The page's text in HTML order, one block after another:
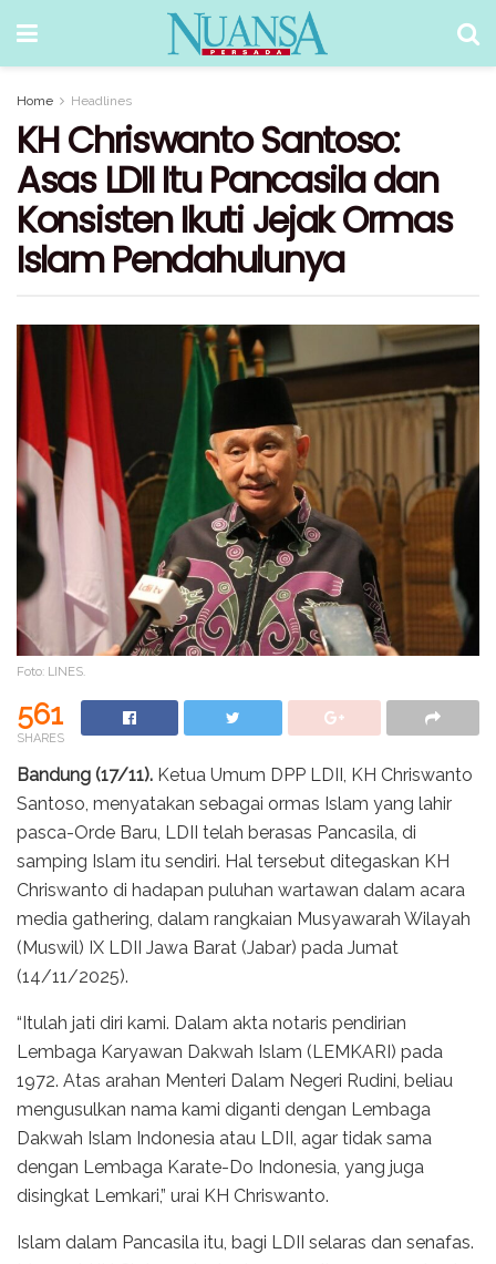
Home Headlines
KH Chriswanto Santoso:
Asas LDII Itu Pancasila dan
Konsisten Ikuti Jejak Ormas
Islam Pendahulunya
Foto: LINES.
561
SHARES
Bandung (17/11). Ketua Umum DPP LDII, KH Chriswanto
Santoso, menyatakan sebagai ormas Islam yang lahir
pasca-Orde Baru, LDII telah berasas Pancasila, di
samping Islam itu sendiri. Hal tersebut ditegaskan KH
Chriswanto di hadapan puluhan wartawan dalam acara
media gathering, dalam rangkaian Musyawarah Wilayah
(Muswil) IX LDII Jawa Barat (Jabar) pada Jumat
(14/11/2025).
“Itulah jati diri kami. Dalam akta notaris pendirian
Lembaga Karyawan Dakwah Islam (LEMKARI) pada
1972. Atas arahan Menteri Dalam Negeri Rudini, beliau
mengusulkan nama kami diganti dengan Lembaga
Dakwah Islam Indonesia atau LDII, agar tidak sama
dengan Lembaga Karate-Do Indonesia, yang juga
disingkat Lemkari,” urai KH Chriswanto.
Islam dalam Pancasila itu, bagi LDII selaras dan senafas.